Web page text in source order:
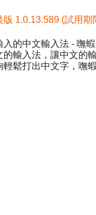
版 1.0.13.589 (試用
入的中文輸入法 - 嘸
的輸入法，讓中文的
輕鬆打出中文字，嘸